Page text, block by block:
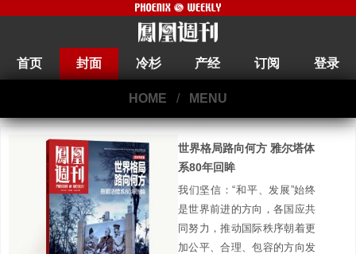
首页 封面 冷杉 产经 订阅 登录
HOME / MENU
世界格局路向何方 雅尔塔体
系80年回眸
我们坚信：“和平、发展”始终
是世界前进的方向，各国应共
同努力，推动国际秩序朝着更
加公平、合理、包容的方向发